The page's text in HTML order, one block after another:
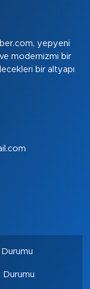
yepyeni
modernizmi bir
bir altyapı
Durumu
Durumu